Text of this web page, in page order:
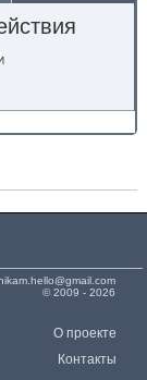
© 2009 - 2026
О проекте
Контакты